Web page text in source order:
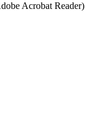
Acrobat Reader)